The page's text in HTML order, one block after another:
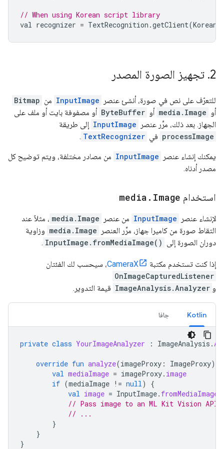
// When using Korean script library
val recognizer = TextRecognition .getClient(
2
. تجهيز الصورة المصدر
للتعرّف على نص في صورة، أنشئ عنصر InputImage من Bitmap
أو media.Image أو ByteBuffer أو مصفوفة بايت أو ملف على
الجهاز. بعد ذلك، مرِّر عنصر
InputImage إلى طريقة
processImage في TextRecognizer
.
يمكنك إنشاء عنصر InputImage من مصادر مختلفة، ويتم توضيح كل
مصدر أدناه.
استخدام media . Image
لإنشاء عنصر InputImage من عنصر media.Image ، مثلاً عند
التقاط صورة من كاميرا جهاز، مرِّر العنصر
media.Image وزاوية
دوران الصورة إلى InputImage.fromMediaImage()
.
إذا كنت تستخدم مكتبة CameraX، سيحسب لك الفئتان
OnImageCapturedListener
و ImageAnalysis.Analyzer قيمة التدوير.
Kotlin جافا
private class YourImageAnalyzer : ImageAnalysis .
override fun analyze(imageProxy : ImageProxy)
val mediaImage = imageProxy. image
if (mediaImage != null)
{
val image = InputImage. fromMediaImage
// Pass image to an ML Kit Vision API
// ...
}
}
}